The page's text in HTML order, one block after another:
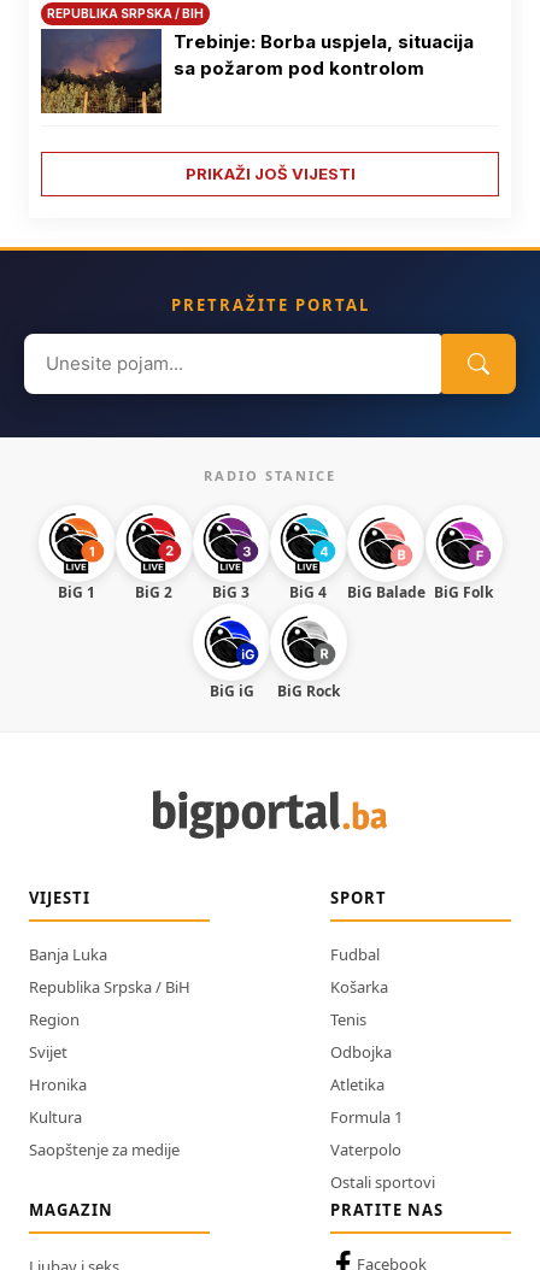
REPUBLIKA SRPSKA / BIH
Trebinje: Borba uspjela, situacija
sa požarom pod kontrolom
PRIKAŽI JOŠ VIJESTI
PRETRAŽITE PORTAL
Search
for:
RADIO STANICE
BiG 1 BiG 2 BiG 3 BiG 4 BiG Balade BiG Folk
BiG iG BiG Rock
VIJESTI
Banja Luka
Republika Srpska / BiH
Region
Svijet
Hronika
Kultura
Saopštenje za medije
SPORT
Fudbal
Košarka
Tenis
Odbojka
Atletika
Formula 1
Vaterpolo
Ostali sportovi
MAGAZIN
PRATITE NAS
Facebook